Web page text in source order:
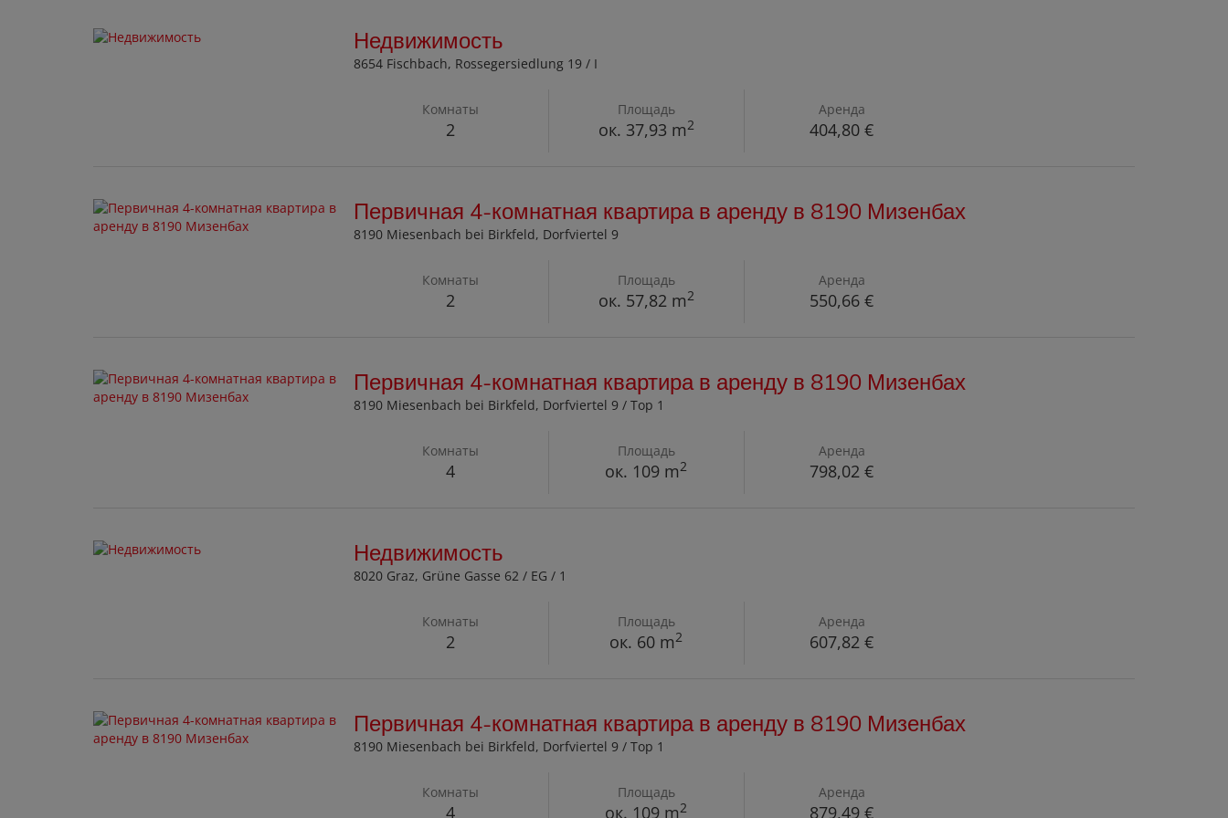
Недвижимость
8654 Fischbach, Rossegersiedlung 19 / I
Комнаты
2
Площадь
ок. 37,93 m2
Аренда
404,80 €
Первичная 4-комнатная квартира в аренду в 8190 Мизенбах
8190 Miesenbach bei Birkfeld, Dorfviertel 9
Комнаты
2
Площадь
ок. 57,82 m2
Аренда
550,66 €
Первичная 4-комнатная квартира в аренду в 8190 Мизенбах
8190 Miesenbach bei Birkfeld, Dorfviertel 9 / Top 1
Комнаты
4
Площадь
ок. 109 m2
Аренда
798,02 €
Недвижимость
8020 Graz, Grüne Gasse 62 / EG / 1
Комнаты
2
Площадь
ок. 60 m2
Аренда
607,82 €
Первичная 4-комнатная квартира в аренду в 8190 Мизенбах
8190 Miesenbach bei Birkfeld, Dorfviertel 9 / Top 1
Комнаты
4
Площадь
ок. 109 m2
Аренда
879,49 €